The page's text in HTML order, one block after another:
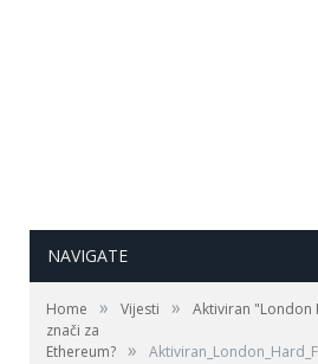
NAVIGATE
Home » Vijesti »
Aktiviran "London
znači za
Ethereum? »